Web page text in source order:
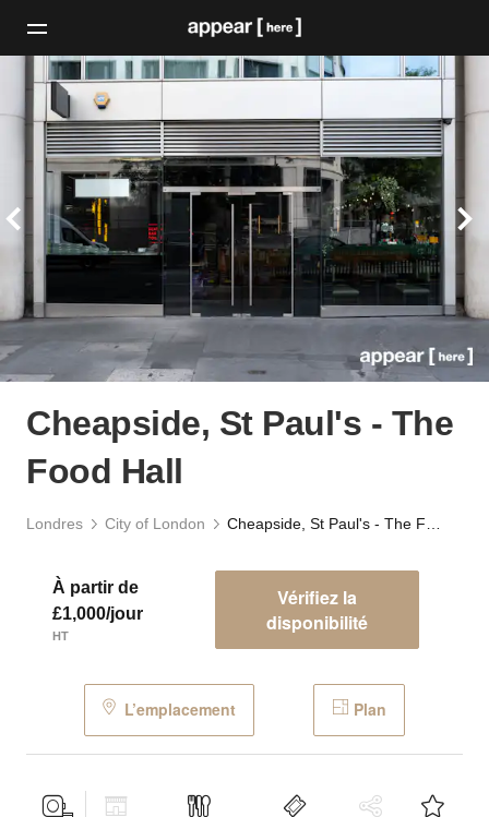
Cheapside, St Paul's - The
Food Hall
Londres City of London
À partir de
£1,000/jour
HT
Vérifiez la
disponibilité
L’emplacement Plan